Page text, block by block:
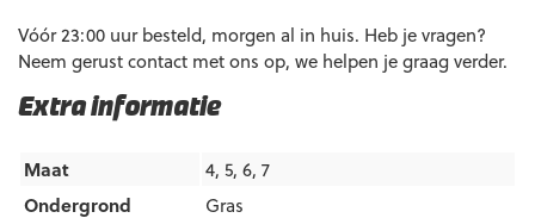
Extra informatie
Maat
4, 5, 6, 7
Ondergrond
Gras
Vóór 23:00 uur besteld, morgen al in huis. Heb je vragen?
Neem gerust contact met ons op, we helpen je graag verder.